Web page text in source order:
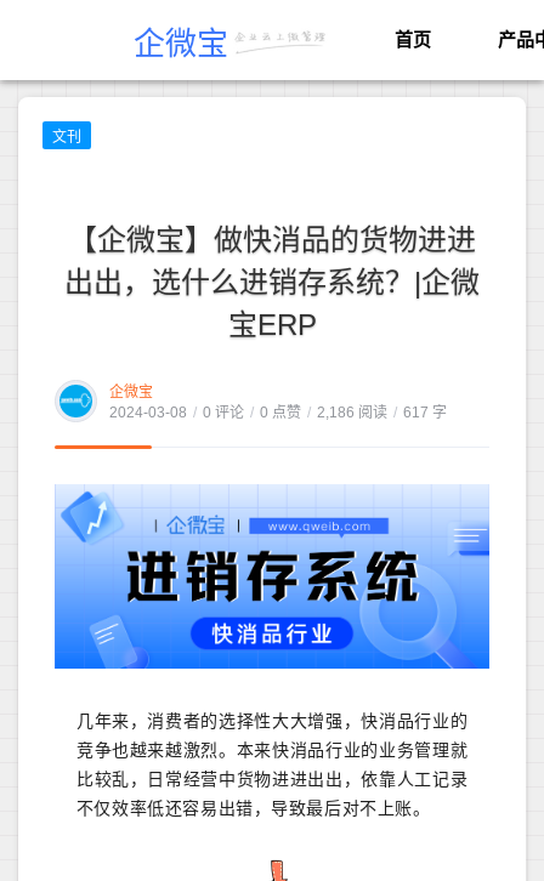
企微宝 首页 产品
文刊
【企微宝】做快消品的货物进进
出出，选什么进销存系统？|企微
宝ERP
企微宝
2024-03-08 / 0 评论 / 0 点赞 / 2,186 阅读 / 617 字
几年来，消费者的选择性大大增强，快消品行业的
竞争也越来越激烈。本来快消品行业的业务管理就
比较乱，日常经营中货物进进出出，依靠人工记录
不仅效率低还容易出错，导致最后对不上账。